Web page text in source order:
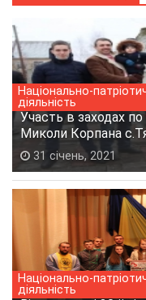
Національно-
діяльність
Участь в заходах
Миколи Корпана
31 січень, 2021
Національно-
діяльність